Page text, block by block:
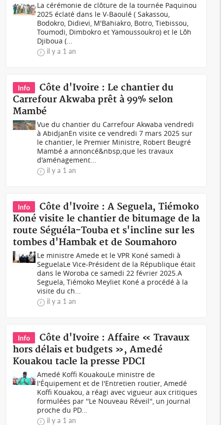
La cérémonie de clôture de la tournée Paquinou
2025 éclaté dans le V-Baoulé ( Sakassou,
Bodokro, Didievi, M'Bahiakro, Botro, Tiebissou,
Toumodi, Dimbokro et Yamoussoukro) et le Lôh
Djiboua (...
il y a 1 an
Info
Côte d'Ivoire : Le chantier du
Carrefour Akwaba prêt à 99% selon
Mambé
Vue du chantier du Carrefour Akwaba vendredi
à AbidjanEn visite ce vendredi 7 mars 2025 sur
le chantier, le Premier Ministre, Robert Beugré
Mambé a annoncé&nbsp;que les travaux
d'aménagement...
il y a 1 an
Info
Côte d'Ivoire : A Seguela, Tiémoko
Koné visite le chantier de bitumage de la
route Séguéla-Touba et s'incline sur les
tombes d'Hambak et de Soumahoro
Le ministre Amede et le VPR Koné samedi à
SeguelaLe Vice-Président de la République était
dans le Woroba ce samedi 22 février 2025.A
Seguela, Tiémoko Meyliet Koné a procédé à la
visite du ch...
il y a 1 an
Info
Côte d'Ivoire : Affaire « Travaux
hors délais et budgets », Amedé
Kouakou tacle la presse PDCI
Amedé Koffi KouakouLe ministre de
l'Équipement et de l'Entretien routier, Amedé
Koffi Kouakou, a réagi avec vigueur aux critiques
formulées par ''Le Nouveau Réveil'', un journal
proche du PD...
il y a 1 an